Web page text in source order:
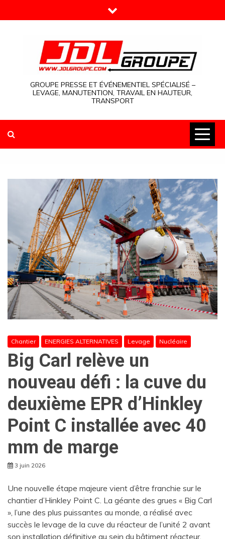
to
GROUPE PRESSE ET ÉVÉNEMENTIEL SPÉCIALISÉ –
LEVAGE, MANUTENTION, TRAVAIL EN HAUTEUR,
TRANSPORT
Chantier ENERGIES ALTERNATIVES Levage Nucléaire
Big Carl relève un
nouveau défi : la cuve du
deuxième EPR d’Hinkley
Point C installée avec 40
mm de marge
3 juin 2026
Une nouvelle étape majeure vient d’être franchie sur le
chantier d’Hinkley Point C. La géante des grues « Big Carl
», l’une des plus puissantes au monde, a réalisé avec
succès le levage de la cuve du réacteur de l’unité 2 avant
son installation définitive au sein du bâtiment réacteur.